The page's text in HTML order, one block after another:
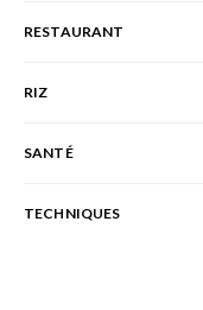
RESTAURANT
RIZ
SANTÉ
TECHNIQUES